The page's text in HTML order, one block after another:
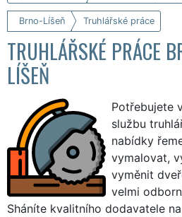
Brno-Líšeň Truhlářské práce
TRUHLÁŘSKÉ PRÁCE
LÍŠEŇ
Potřebujete
službu
nabídky
vymalovat,
vyměnit
velmi
Sháníte kvalitního dodavatele